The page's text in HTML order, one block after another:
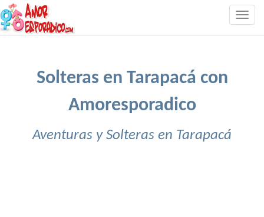
Solteras en Tarapacá con
Amoresporadico
Aventuras y Solteras en Tarapacá